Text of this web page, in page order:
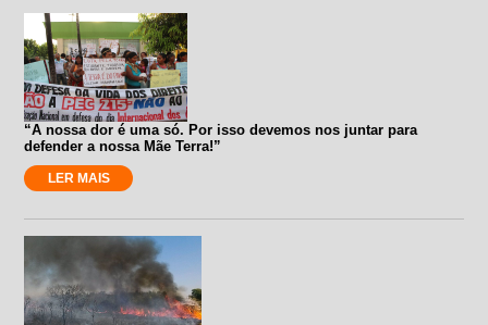
“A nossa dor é uma só. Por isso devemos nos juntar para
defender a nossa Mãe Terra!”
LER MAIS